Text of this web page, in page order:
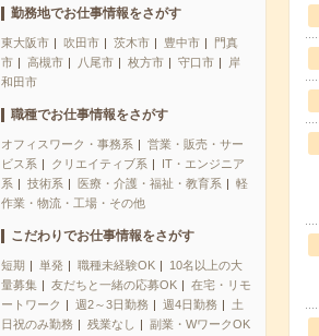
勤務地でお仕事情報をさがす
東大阪市 吹田市 茨木市 豊中市
門真
市
高槻市 八尾市 枚方市 守口市
岸
和田市
職種でお仕事情報をさがす
オフィスワーク・事務系
営業・販売・サー
ビス系
クリエイティブ系
IT・エンジニア
系
技術系 医療・介護・福祉・教育系
軽
作業・物流・工場・その他
こだわりでお仕事情報をさがす
短期 単発 職種未経験OK
10名以上の大
量募集
友だちと一緒の応募OK
在宅・リモ
ートワーク
週2～3日勤務 週4日勤務
土
日祝のみ勤務
残業なし
副業・WワークOK